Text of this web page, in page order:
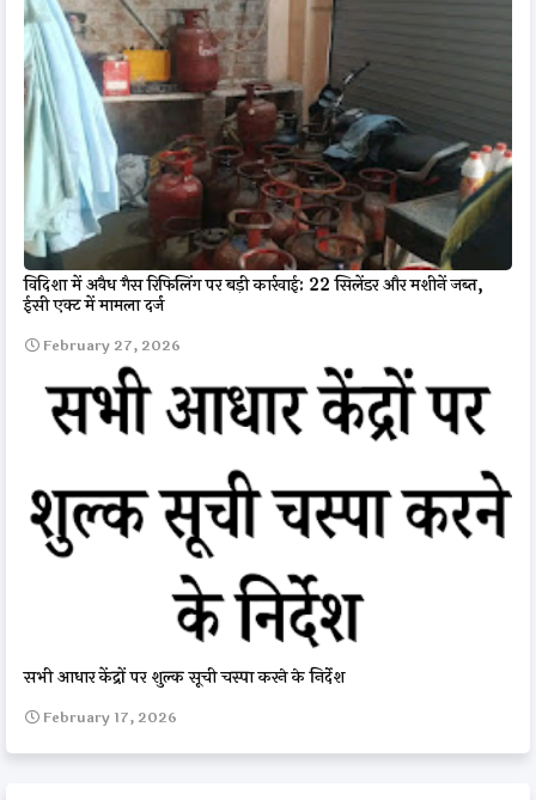
विदिशा में अवैध गैस रिफिलिंग पर बड़ी कार्रवाई: 22 सिलेंडर और मशीनें जब्त,
ईसी एक्ट में मामला दर्ज
February 27, 2026
सभी आधार केंद्रों पर शुल्क सूची चस्पा करने के निर्देश
February 17, 2026